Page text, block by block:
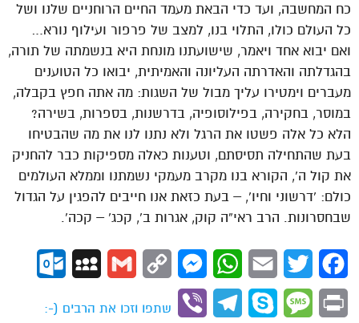
כח המחשבה, ועד כדי הבאת מעמד החיים הרוחניים שלנו ושל
כל העולם כולו, התלוי בנו, למצב של פרפור ועילוף נורא…
ואם יבוא אחד ויאמר, שישועתנו מונחת היא בנשמתה של תורה,
בהגדלתה והאדרתה העליונה והאמיתית, יבואו כל הטוענים
מעברים וימטירו עליך מבול של השגות: מה אתה חפץ בקבלה,
במוסר, בחקירה, בפילוסופיה, בדרשנות, בספרות, בשירה?
הלא כל אלה פשטו את הרגל ולא נתנו לנו את מה שהבטיחו
בעת שהתחילה תסיסתם, וטענות כאלה מספיקות כבר להחניק
את קול ה’, הקורא בנו מקרב מעמקי נשמתנו וממלא העולמים
כולם: ‘דרשוני וחיו’, – בעת כזאת אנו חייבים להפגין על הגדול
שבחסרונות. הרב ראי”ה קוק, אגרות ב’, קכג’ – קכה’.
Facebook
Twitter
Email
WhatsApp
Messenger
Copy
Gmail
MySpace
Print
Message
Skype
Telegram
Viber
שתפו וזכו את הרבים (-: